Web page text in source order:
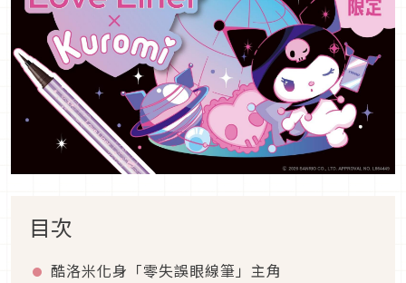
目次
酷洛米化身「零失誤眼線筆」主角